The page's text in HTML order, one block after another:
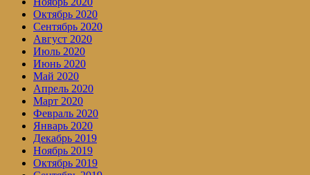
Октябрь 2020
Сентябрь 2020
Август 2020
Июль 2020
Июнь 2020
Май 2020
Апрель 2020
Март 2020
Февраль 2020
Январь 2020
Декабрь 2019
Ноябрь 2019
Октябрь 2019